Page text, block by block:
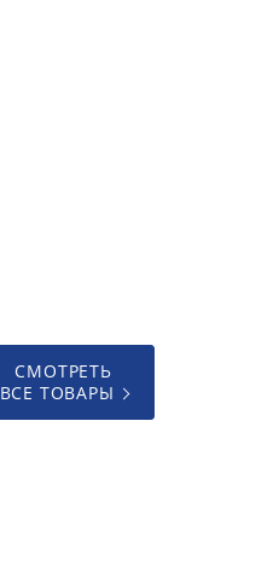
СМОТРЕТЬ
ВСЕ ТОВАРЫ